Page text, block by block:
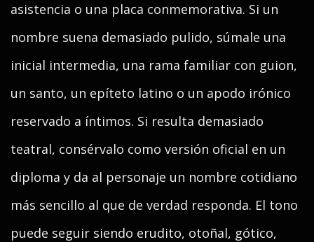
asistencia o una placa conmemorativa. Si un
nombre suena demasiado pulido, súmale una
inicial intermedia, una rama familiar con guion,
un santo, un epíteto latino o un apodo irónico
reservado a íntimos. Si resulta demasiado
teatral, consérvalo como versión oficial en un
diploma y da al personaje un nombre cotidiano
más sencillo al que de verdad responda. El tono
puede seguir siendo erudito, otoñal, gótico,